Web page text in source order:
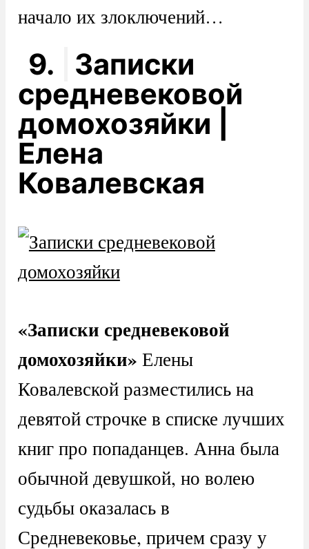
начало их злоключений…
9.
Записки
средневековой
домохозяйки |
Елена
Ковалевская
«Записки средневековой
домохозяйки» Елены
Ковалевской разместились на
девятой строчке в списке лучших
книг про попаданцев. Анна была
обычной девушкой, но волею
судьбы оказалась в
Средневековье, причем сразу у